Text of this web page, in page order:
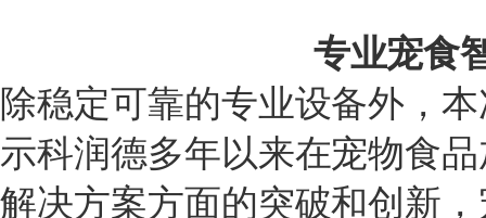
专业宠食
除稳定可靠的专业设备外，
示科润德多年以来在宠物食
解决方案方面的突破和创新